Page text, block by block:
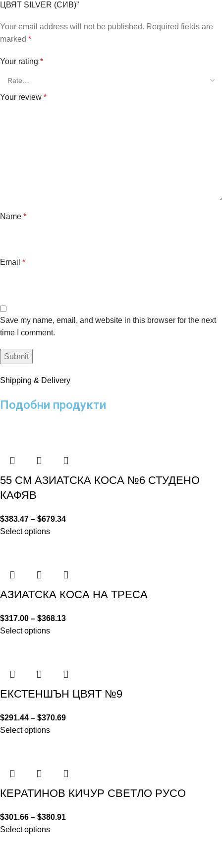
ЦВЯТ SILVER (СИВ)”
Your email address will not be published. Required fields are
marked *
Your rating *
Your review *
Name *
Email *
Save my name, email, and website in this browser for the next
time I comment.
Shipping & Delivery
Подобни продукти
55 СМ АЗИАТСКА КОСА №6 СТУДЕНО
КАФЯВ
$383.47 – $679.34
Select options
АЗИАТСКА КОСА НА ТРЕСА
$317.00 – $368.13
Select options
ЕКСТЕНШЪН ЦВЯТ №9
$291.44 – $370.69
Select options
КЕРАТИНОВ КИЧУР СВЕТЛО РУСО
$301.66 – $380.91
Select options